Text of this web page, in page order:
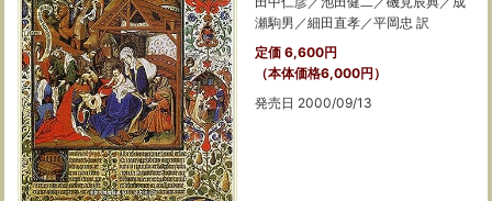
瀬駒男／細田直孝／平岡忠 訳
定価 6,600円
（本体価格6,000円）
発売日 2000/09/13